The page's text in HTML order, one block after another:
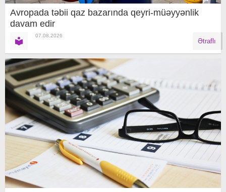
Avropada təbii qaz bazarında qeyri-müəyyənlik
davam edir
07.08.2026
Ətraflı